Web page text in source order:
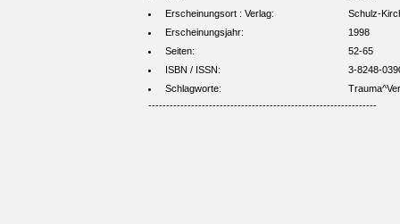
Erscheinungsort : Verlag:
Schulz-
Erscheinungsjahr:
1998
Seiten:
52-65
ISBN / ISSN:
3-8248-
Schlagworte:
----------------------------------------------------------------